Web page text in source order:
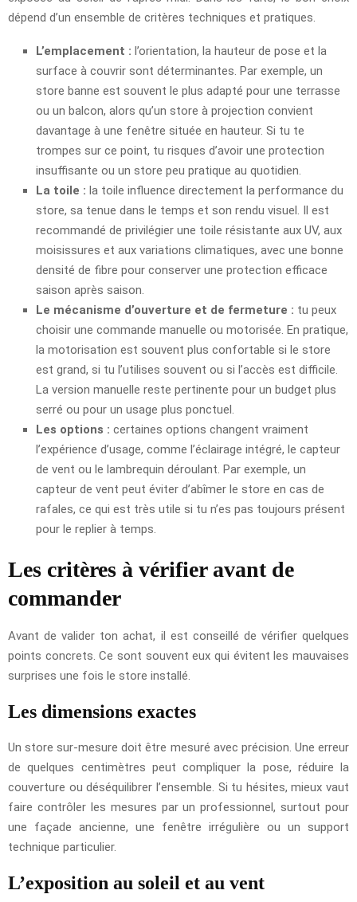
dépend d’un ensemble de critères techniques et pratiques.
L’emplacement : l’orientation, la hauteur de pose et la
surface à couvrir sont déterminantes. Par exemple, un
store banne est souvent le plus adapté pour une terrasse
ou un balcon, alors qu’un store à projection convient
davantage à une fenêtre située en hauteur. Si tu te
trompes sur ce point, tu risques d’avoir une protection
insuffisante ou un store peu pratique au quotidien.
La toile : la toile influence directement la performance du
store, sa tenue dans le temps et son rendu visuel. Il est
recommandé de privilégier une toile résistante aux UV, aux
moisissures et aux variations climatiques, avec une bonne
densité de fibre pour conserver une protection efficace
saison après saison.
Le mécanisme d’ouverture et de fermeture : tu peux
choisir une commande manuelle ou motorisée. En pratique,
la motorisation est souvent plus confortable si le store
est grand, si tu l’utilises souvent ou si l’accès est difficile.
La version manuelle reste pertinente pour un budget plus
serré ou pour un usage plus ponctuel.
Les options : certaines options changent vraiment
l’expérience d’usage, comme l’éclairage intégré, le capteur
de vent ou le lambrequin déroulant. Par exemple, un
capteur de vent peut éviter d’abîmer le store en cas de
rafales, ce qui est très utile si tu n’es pas toujours présent
pour le replier à temps.
Les critères à vérifier avant de
commander
Avant de valider ton achat, il est conseillé de vérifier quelques
points concrets. Ce sont souvent eux qui évitent les mauvaises
surprises une fois le store installé.
Les dimensions exactes
Un store sur-mesure doit être mesuré avec précision. Une erreur
de quelques centimètres peut compliquer la pose, réduire la
couverture ou déséquilibrer l’ensemble. Si tu hésites, mieux vaut
faire contrôler les mesures par un professionnel, surtout pour
une façade ancienne, une fenêtre irrégulière ou un support
technique particulier.
L’exposition au soleil et au vent